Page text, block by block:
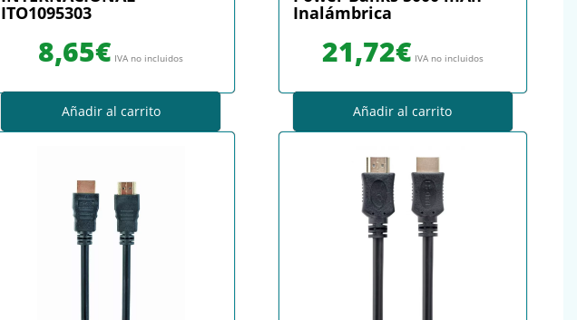
ITO1095303
8,65€ IVA no incluidos
Añadir al carrito
Inalámbrica
21,72€ IVA no incluidos
Añadir al carrito